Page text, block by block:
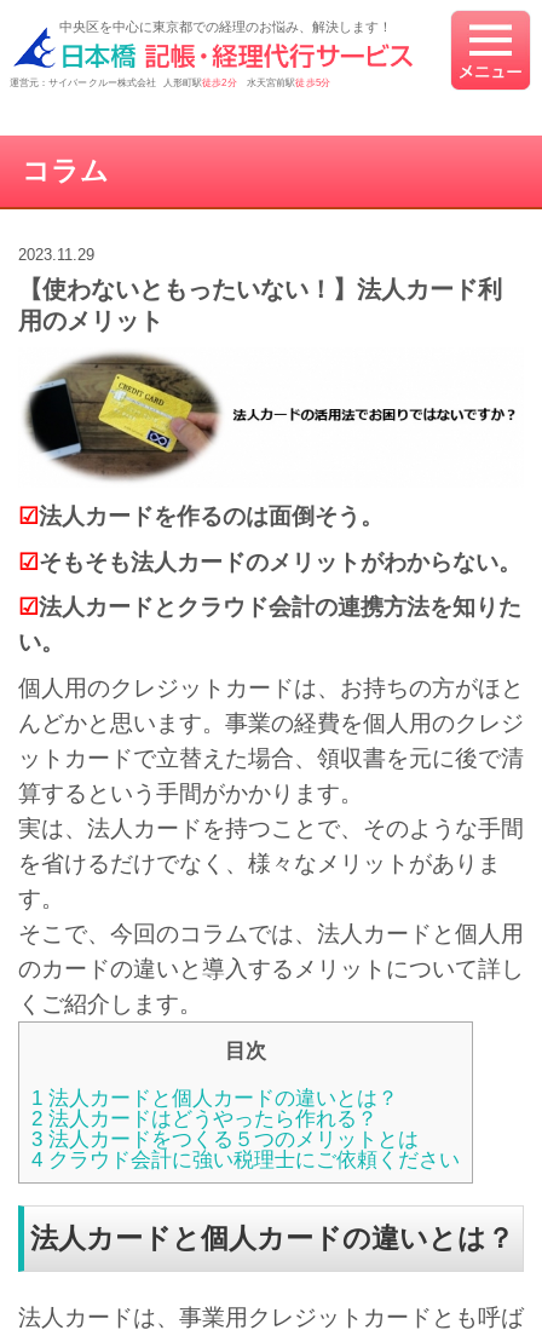
中央区を中心に東京都での経理のお悩み、解決します！
運営元：サイバークルー株式会社 人形町駅徒歩2分 水天宮前駅徒歩5分
コラム
2023.11.29
【使わないともったいない！】法人カード利
用のメリット
☑法人カードを作るのは面倒そう。
☑そもそも法人カードのメリットがわからない。
☑法人カードとクラウド会計の連携方法を知りた
い。
個人用のクレジットカードは、お持ちの方がほと
んどかと思います。事業の経費を個人用のクレジ
ットカードで立替えた場合、領収書を元に後で清
算するという手間がかかります。
実は、法人カードを持つことで、そのような手間
を省けるだけでなく、様々なメリットがありま
す。
そこで、今回のコラムでは、法人カードと個人用
のカードの違いと導入するメリットについて詳し
くご紹介します。
目次
1法人カードと個人カードの違いとは？
2法人カードはどうやったら作れる？
3法人カードをつくる５つのメリットとは
4クラウド会計に強い税理士にご依頼ください
法人カードと個人カードの違いとは？
法人カードは、事業用クレジットカードとも呼ば